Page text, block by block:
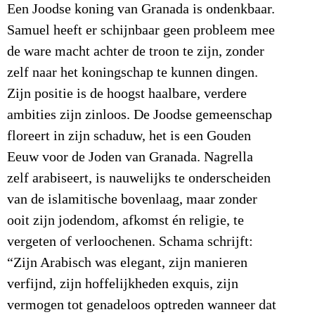
Een Joodse koning van Granada is ondenkbaar.
Samuel heeft er schijnbaar geen probleem mee
de ware macht achter de troon te zijn, zonder
zelf naar het koningschap te kunnen dingen.
Zijn positie is de hoogst haalbare, verdere
ambities zijn zinloos. De Joodse gemeenschap
floreert in zijn schaduw, het is een Gouden
Eeuw voor de Joden van Granada. Nagrella
zelf arabiseert, is nauwelijks te onderscheiden
van de islamitische bovenlaag, maar zonder
ooit zijn jodendom, afkomst én religie, te
vergeten of verloochenen. Schama schrijft:
“Zijn Arabisch was elegant, zijn manieren
verfijnd, zijn hoffelijkheden exquis, zijn
vermogen tot genadeloos optreden wanneer dat